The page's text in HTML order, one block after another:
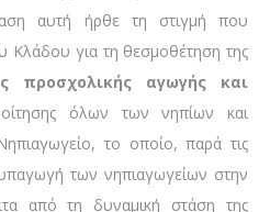
αυτή ήρθε τη στιγμή που
Κλάδου για τη θεσμοθέτηση της
προσχολικής αγωγής και
όλων των νηπίων και
το οποίο, παρά τις
υπαγωγή των νηπιαγωγείων στην
από τη δυναμική στάση της